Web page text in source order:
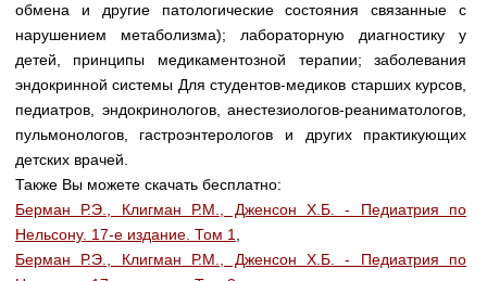
обмена и другие патологические состояния связанные с
нарушением метаболизма); лабораторную диагностику у
детей, принципы медикаментозной терапии; заболевания
эндокринной системы Для студентов-медиков старших курсов,
педиатров, эндокринологов, анестезиологов-реаниматологов,
пульмонологов, гастроэнтерологов и других практикующих
детских врачей.
Также Вы можете скачать бесплатно:
Берман Р.Э., Клигман Р.М., Дженсон Х.Б. - Педиатрия по
Нельсону. 17-е издание. Том 1
Берман Р.Э., Клигман Р.М., Дженсон Х.Б. - Педиатрия по